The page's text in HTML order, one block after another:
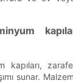
kapıları,
sunar.